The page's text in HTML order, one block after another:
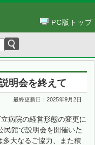
PC版トップ
明会を終えて
最終更新日：2025年9月2日
病院の経営形態の変更に
民館で説明会を開催いた
多大なるご協力、また積